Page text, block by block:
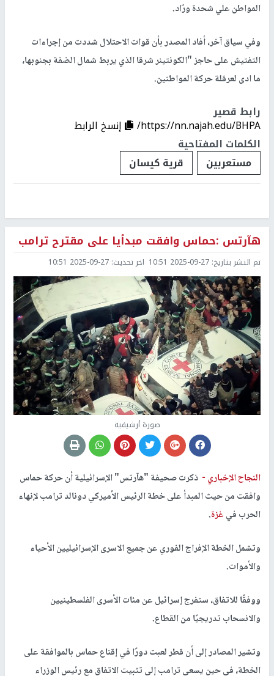
المواطن علي شحدة ورّاد.
وفي سياق آخر، أفاد المصدر بأن قوات الاحتلال شددت من إجراءات
التفتيش على حاجز "الكونتينر شرقا الذي يربط شمال الضفة بجنوبها،
ما ادى لعرقلة حركة المواطنين.
رابط قصير
https://nn.najah.edu/BHPA/
إنسخ الرابط
الكلمات المفتاحية
مستعربين
قرية كيسان
هآرتس :حماس وافقت مبدأيا على مقترح ترامب
تم النشر بتاريخ: 2025-09-27 10:51 اخر تحديث: 2025-09-27 10:51
صورة أرشيفية
النجاح الإخباري - ذكرت صحيفة "هآرتس" الإسرائيلية أن حركة حماس
وافقت من حيث المبدأ على خطة الرئيس الأميركي دونالد ترامب لإنهاء
الحرب فيغزة.
وتشمل الخطة الإفراج الفوري عن جميع الاسرى الإسرائيليين الأحياء
والأموات.
ووفقًا للاتفاق، ستفرج إسرائيل عن مئات الأسرى الفلسطينيين
والانسحاب تدريجيًا من القطاع.
وتشير المصادر إلى أن قطر لعبت دورًا في إقناع حماس بالموافقة على
الخطة، في حين يسعى ترامب إلى تثبيت الاتفاق مع رئيس الوزراء